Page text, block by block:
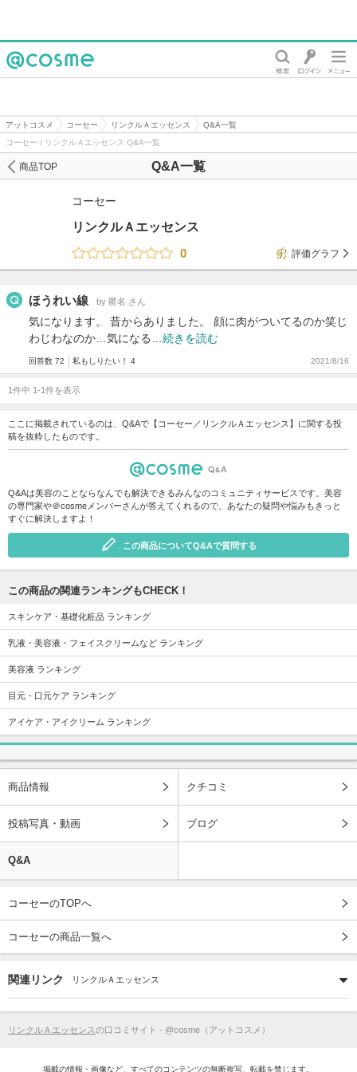
アットコスメ コーセー リンクルＡエッセンス
Q&A一覧
コーセー / リンクルＡエッセンス Q&A一覧
Q&A一覧
商品TOP
コーセー
リンクルＡエッセンス
0
評価グラフ
ほうれい線 by 匿名 さん
気になります。 昔からありました。 顔に肉がついてるのか笑じ
わじわなのか…気になる… 続きを読む
回答数 72 私もしりたい！ 4 2021/8/16
1件中 1-1件を表示
ここに掲載されているのは、Q&Aで【コーセー／リンクルＡエッセンス】に関する投
稿を抜粋したものです。
Q&Aは美容のことならなんでも解決できるみんなのコミュニティサービスです。美容
の専門家や＠cosmeメンバーさんが答えてくれるので、あなたの疑問や悩みもきっと
すぐに解決しますよ！
この商品についてQ&Aで質問する
この商品の関連ランキングもCHECK！
スキンケア・基礎化粧品 ランキング
乳液・美容液・フェイスクリームなど ランキング
美容液 ランキング
目元・口元ケア ランキング
アイケア・アイクリーム ランキング
商品情報 クチコミ
投稿写真・動画 ブログ
Q&A
コーセーのTOPへ
コーセーの商品一覧へ
関連リンク リンクルＡエッセンス
リンクルＡエッセンスの口コミサイト - @cosme（アットコスメ）
掲載の情報・画像など、すべてのコンテンツの無断複写、転載を禁じます。